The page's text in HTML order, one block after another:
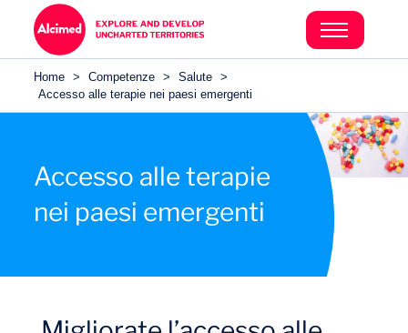
Home > Competenze > Salute >
Accesso alle terapie nei paesi emergenti
Accesso alle terapie
nei paesi emergenti